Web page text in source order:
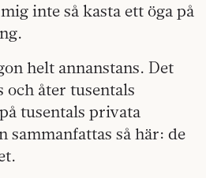
inte så kasta ett öga på
helt annanstans. Det
och åter tusentals
tusentals privata
sammanfattas så här: de